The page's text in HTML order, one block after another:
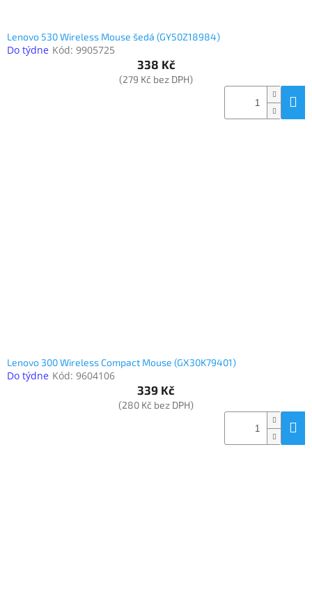
Lenovo 530 Wireless Mouse šedá (GY50Z18984)
Do týdne Kód: 9905725
338 Kč
(279 Kč bez DPH)
Lenovo 300 Wireless Compact Mouse (GX30K79401)
Do týdne Kód: 9604106
339 Kč
(280 Kč bez DPH)